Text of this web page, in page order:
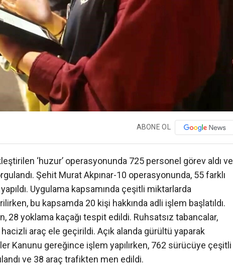
ABONE OL
‘huzur’ operasyonunda 725 personel görev aldı ve
Şehit Murat Akpınar-10 operasyonunda, 55 farklı
Uygulama kapsamında çeşitli miktarlarda
bu kapsamda 20 kişi hakkında adli işlem başlatıldı.
28 yoklama kaçağı tespit edildi. Ruhsatsız tabancalar,
araç ele geçirildi. Açık alanda gürültü yaparak
Kanunu gereğince işlem yapılırken, 762 sürücüye çeşitli
ve 38 araç trafikten men edildi.